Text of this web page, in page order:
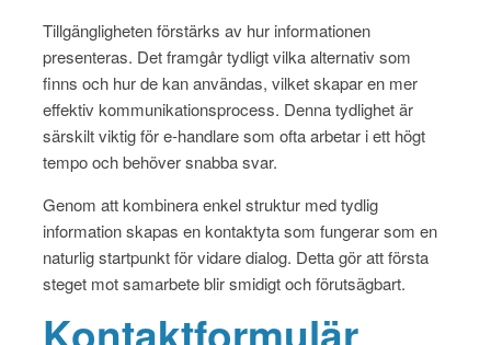
Tillgängligheten förstärks av hur informationen
presenteras. Det framgår tydligt vilka alternativ som
finns och hur de kan användas, vilket skapar en mer
effektiv kommunikationsprocess. Denna tydlighet är
särskilt viktig för e-handlare som ofta arbetar i ett högt
tempo och behöver snabba svar.
Genom att kombinera enkel struktur med tydlig
information skapas en kontaktyta som fungerar som en
naturlig startpunkt för vidare dialog. Detta gör att första
steget mot samarbete blir smidigt och förutsägbart.
Kontaktformulär